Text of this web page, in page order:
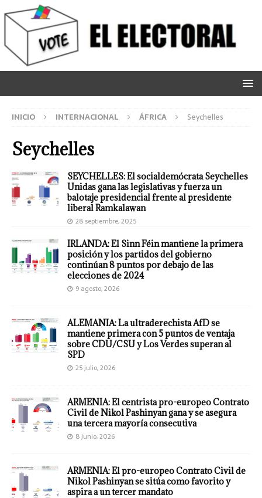
INICIO INTERNACIONAL ÁFRICA Seychelles
Seychelles
SEYCHELLES: El socialdemócrata Seychelles
Unidas gana las legislativas y fuerza un
balotaje presidencial frente al presidente
liberal Ramkalawan
28 septiembre, 2025
IRLANDA: El Sinn Féin mantiene la primera
posición y los partidos del gobierno
continúan 8 puntos por debajo de las
elecciones de 2024
9 agosto, 2026
ALEMANIA: La ultraderechista AfD se
mantiene primera con 5 puntos de ventaja
sobre CDU/CSU y Los Verdes superan al
SPD
25 julio, 2026
ARMENIA: El centrista pro-europeo Contrato
Civil de Nikol Pashinyan gana y se asegura
una tercera mayoría consecutiva
8 junio, 2026
ARMENIA: El pro-europeo Contrato Civil de
Nikol Pashinyan se sitúa como favorito y
aspira a un tercer mandato